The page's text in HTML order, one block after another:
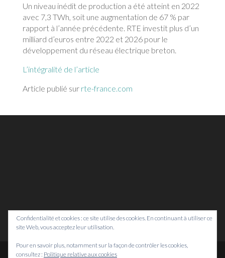
Un niveau inédit de production a été atteint en 2022
avec 7,3 TWh, soit une augmentation de 67 % par
rapport à l’année précédente. RTE investit plus d’un
milliard d’euros entre 2022 et 2026 pour le
développement du réseau électrique breton.
L’intégralité de l’article
Article publié sur rte-france.com
Confidentialité et cookies : ce site utilise des cookies. En continuant à utiliser ce
site Web, vous acceptez leur utilisation.
Pour en savoir plus, notamment sur la façon de contrôler les cookies,
consultez : Politique relative aux cookies